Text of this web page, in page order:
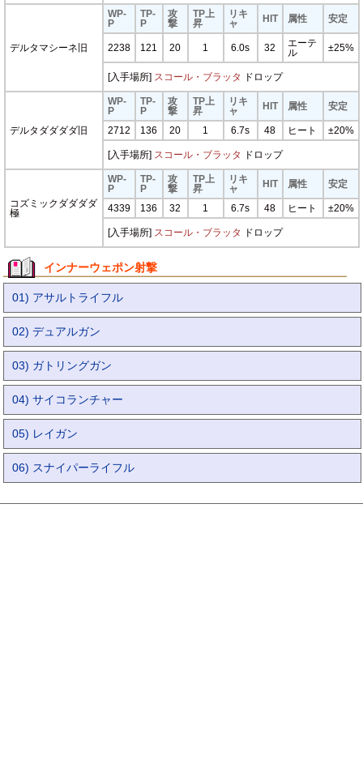
デルタマシーネ旧
WP-
P
TP-
P
攻
撃
TP上
昇
リキ
ャ
HIT 属性 安定
2238 121 20 1 6.0s 32
エーテ
ル
±25%
[入手場所] スコール・ブラッタ ドロップ
デルタダダダダ旧
WP-
P
TP-
P
攻
撃
TP上
昇
リキ
ャ
HIT 属性 安定
2712 136 20 1 6.7s 48 ヒート ±20%
[入手場所] スコール・ブラッタ ドロップ
コズミックダダダダ
極
WP-
P
TP-
P
攻
撃
TP上
昇
リキ
ャ
HIT 属性 安定
4339 136 32 1 6.7s 48 ヒート ±20%
[入手場所] スコール・ブラッタ ドロップ
インナーウェポン射撃
01) アサルトライフル
02) デュアルガン
03) ガトリングガン
04) サイコランチャー
05) レイガン
06) スナイパーライフル